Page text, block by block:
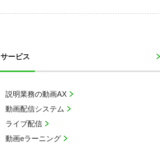
サービス
説明業務の動画AX
動画配信システム
ライブ配信
動画eラーニング